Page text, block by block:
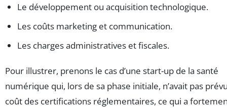
Le développement ou acquisition technologique.
Les coûts marketing et communication.
Les charges administratives et fiscales.
Pour illustrer, prenons le cas d’une start-up de la santé
numérique qui, lors de sa phase initiale, n’avait pas
coût des certifications réglementaires, ce qui a